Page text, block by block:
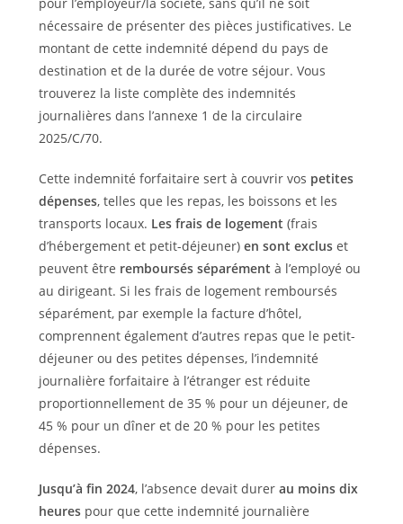
nécessaire de présenter des pièces justificatives. Le
montant de cette indemnité dépend du pays de
destination et de la durée de votre séjour. Vous
trouverez la liste complète des indemnités
journalières dans l’annexe 1 de la circulaire
2025/C/70.
Cette indemnité forfaitaire sert à couvrir vos petites
dépenses, telles que les repas, les boissons et les
transports locaux. Les frais de logement (frais
d’hébergement et petit-déjeuner)en sont excluset
peuvent être remboursés séparément à l’employé ou
au dirigeant. Si les frais de logement remboursés
séparément, par exemple la facture d’hôtel,
comprennent également d’autres repas que le petit-
déjeuner ou des petites dépenses, l’indemnité
journalière forfaitaire à l’étranger est réduite
proportionnellement de 35 % pour un déjeuner, de
45 % pour un dîner et de 20 % pour les petites
dépenses.
Jusqu’à fin 2024, l’absence devait durer au moins dix
heurespour que cette indemnité journalière